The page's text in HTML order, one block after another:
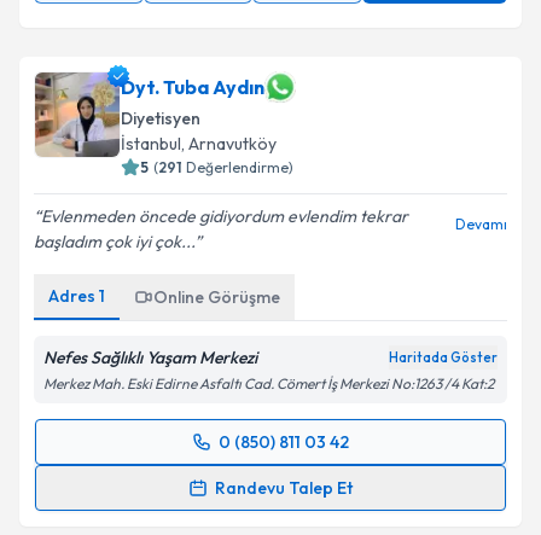
Dyt. Tuba Aydın
Diyetisyen
İstanbul, Arnavutköy
5 (291 Değerlendirme)
Evlenmeden öncede gidiyordum evlendim tekrar
başladım çok iyi çok...
Devamı
Adres 1 Online Görüşme
Nefes Sağlıklı Yaşam Merkezi Haritada Göster
Merkez Mah. Eski Edirne Asfaltı Cad. Cömert İş Merkezi No:1263 /4 Kat:2
0 (850) 811 03 42
Randevu Talep Et
Randevu Takvimi Talebi